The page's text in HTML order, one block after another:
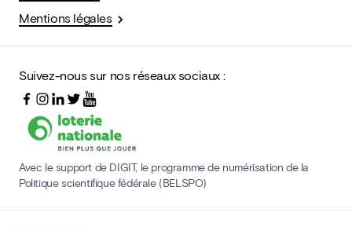
Mentions légales
Suivez-nous sur nos réseaux sociaux :
Avec le support de DIGIT, le programme de numérisation de la
Politique scientifique fédérale (BELSPO)